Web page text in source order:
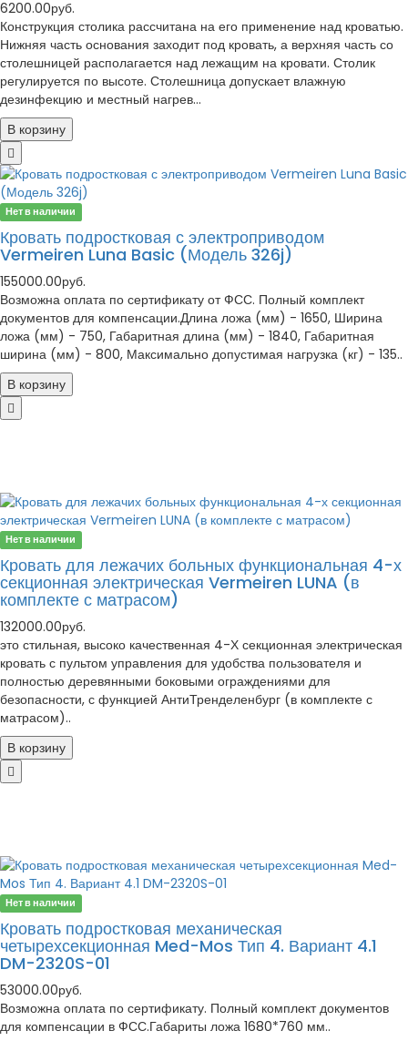
6200.00руб.
Конструкция столика рассчитана на его применение над кроватью.
Нижняя часть основания заходит под кровать, а верхняя часть со
столешницей располагается над лежащим на кровати. Столик
регулируется по высоте. Столешница допускает влажную
дезинфекцию и местный нагрев...
В корзину
Нет в наличии
Кровать подростковая с электроприводом
Vermeiren Luna Basic (Модель 326j)
155000.00руб.
Возможна оплата по сертификату от ФСС. Полный комплект
документов для компенсации.Длина ложа (мм) - 1650, Ширина
ложа (мм) - 750, Габаритная длина (мм) - 1840, Габаритная
ширина (мм) - 800, Максимально допустимая нагрузка (кг) - 135..
В корзину
Нет в наличии
Кровать для лежачих больных функциональная 4-х
секционная электрическая Vermeiren LUNA (в
комплекте с матрасом)
132000.00руб.
это стильная, высоко качественная 4-Х секционная электрическая
кровать с пультом управления для удобства пользователя и
полностью деревянными боковыми ограждениями для
безопасности, с функцией АнтиТренделенбург (в комплекте с
матрасом)..
В корзину
Нет в наличии
Кровать подростковая механическая
четырехсекционная Med-Mos Тип 4. Вариант 4.1
DM-2320S-01
53000.00руб.
Возможна оплата по сертификату. Полный комплект документов
для компенсации в ФСС.Габариты ложа 1680*760 мм..